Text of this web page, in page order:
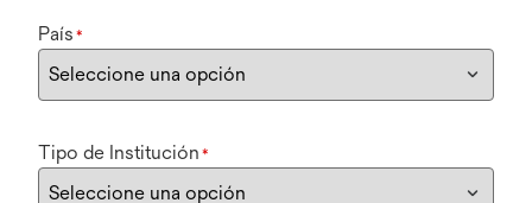
País *
Tipo de Institución *